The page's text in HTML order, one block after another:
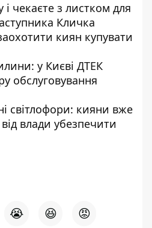
і чекаєте з листком для
Кличка
киян купувати
у Києві ДТЕК
обслуговування
світлофори: кияни вже
влади убезпечити
😭 😆 😡